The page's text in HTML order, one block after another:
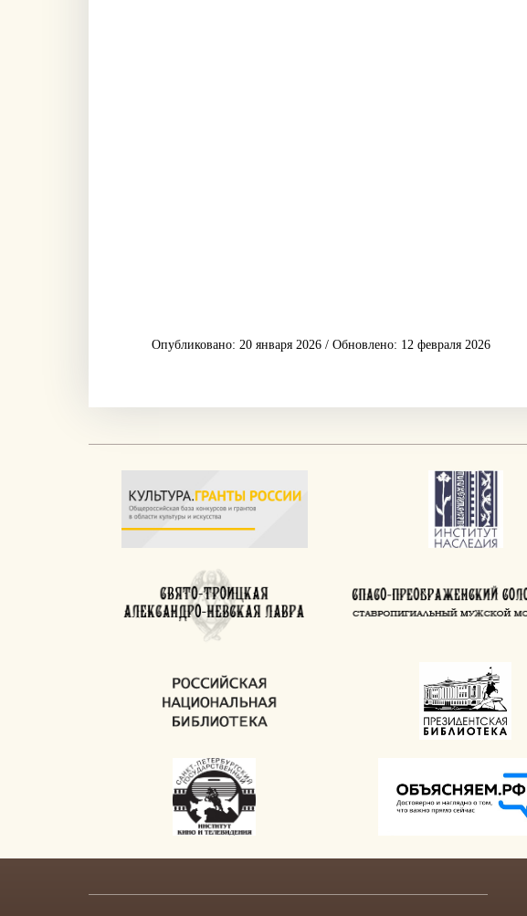
Опубликовано: 20 января 2026 / Обновлено: 12 февраля 2026